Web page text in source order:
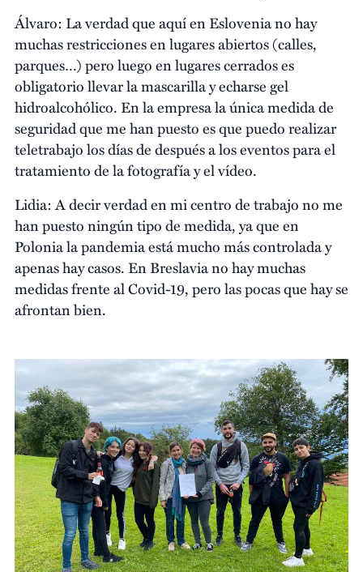
Álvaro: La verdad que aquí en Eslovenia no hay
muchas restricciones en lugares abiertos (calles,
parques…) pero luego en lugares cerrados es
obligatorio llevar la mascarilla y echarse gel
hidroalcohólico. En la empresa la única medida de
seguridad que me han puesto es que puedo realizar
teletrabajo los días de después a los eventos para el
tratamiento de la fotografía y el vídeo.
Lidia: A decir verdad en mi centro de trabajo no me
han puesto ningún tipo de medida, ya que en
Polonia la pandemia está mucho más controlada y
apenas hay casos. En Breslavia no hay muchas
medidas frente al Covid-19, pero las pocas que hay se
afrontan bien.